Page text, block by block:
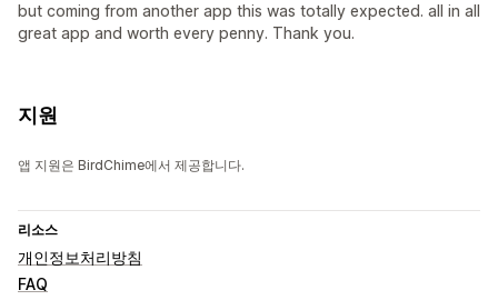
but coming from another app this was totally expected. all in all
great app and worth every penny. Thank you.
지원
앱 지원은 BirdChime에서 제공합니다.
리소스
개인정보처리방침
FAQ